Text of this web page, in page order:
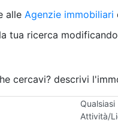
Rustico/
Camera
Box/
Qualsiasi
Attività/
alle Agenzie immobiliari
tua ricerca
cercavi? descrivi